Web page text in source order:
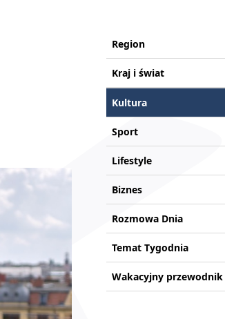
Region
Kraj i świat
Kultura
Sport
Lifestyle
Biznes
Rozmowa Dnia
Temat Tygodnia
Wakacyjny